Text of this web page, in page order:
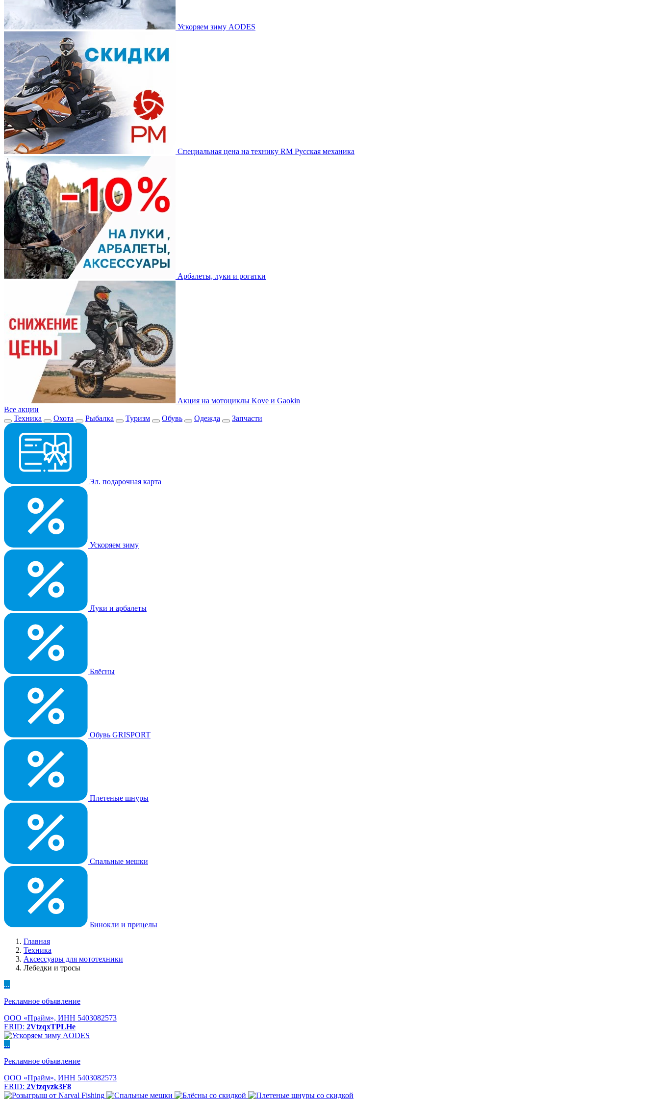
Ускоряем зиму AODES
Специальная цена на технику RM Русская механика
Арбалеты, луки и рогатки
Акция на мотоциклы Kove и Gaokin
Все акции
Техника
Охота Рыбалка Туризм Обувь Одежда Запчасти
Эл. подарочная карта
Ускоряем зиму
Луки и арбалеты
Блёсны
Обувь GRISPORT
Плетеные шнуры
Спальные мешки
Бинокли и прицелы
Главная
Техника
Аксессуары для мототехники
Лебедки и тросы
...
Рекламное объявление
ООО «Прайм», ИНН 5403082573
ERID: 2VtzqxTPLHe
...
Рекламное объявление
ООО «Прайм», ИНН 5403082573
ERID: 2Vtzqvzk3F8